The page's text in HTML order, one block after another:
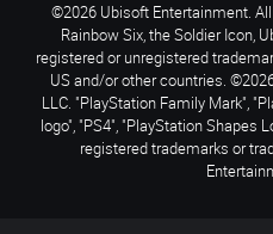
©2026 Ubisoft Entertainment. All
Rainbow Six, the Soldier Icon,
registered or unregistered
US and/or other countries.
LLC. "PlayStation Family Mark",
logo", "PS4", "PlayStation Shapes
registered trademarks or